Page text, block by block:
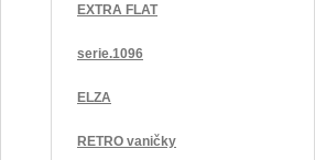
EXTRA FLAT
serie.1096
ELZA
RETRO vaničky